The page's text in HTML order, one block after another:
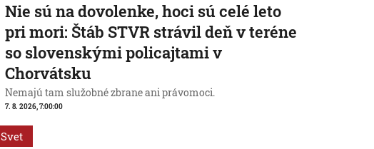
Nie sú na dovolenke, hoci sú celé leto
pri mori: Štáb STVR strávil deň v teréne
so slovenskými policajtami v
Chorvátsku
Nemajú tam služobné zbrane ani právomoci.
7. 8. 2026, 7:00:00
Svet